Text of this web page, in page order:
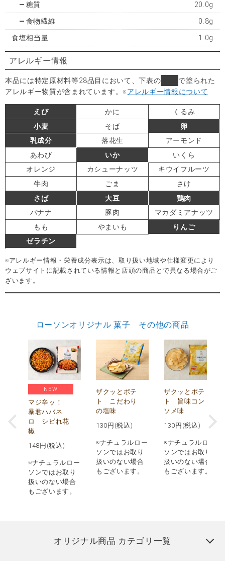
糖質 20.0g
食物繊維 0.8g
食塩相当量 1.0g
アレルギー情報
本品には特定原材料等28品目において、下表の
で塗られた
アレルギー物質が含まれています。※アレルギー情報について
えび かに
くるみ
小麦
そば
卵
乳成分
落花生
アーモンド
あわび
いか
いくら
オレンジ
カシューナッツ
キウイフルーツ
牛肉
ごま
さけ
さば
大豆
鶏肉
バナナ
豚肉
マカダミアナッツ
もも
やまいも
りんご
ゼラチン
※アレルギー情報・栄養成分表示は、取り扱い地域や仕様変更により
ウェブサイトに記載されている情報と店頭の商品とで異なる場合がご
ざいます。
ローソンオリジナル 菓子 その他の商品
NEW
マジ辛ッ！
暴君ハバネ
ロ シビれ花
椒
148 円(税込)
※ナチュラルロー
ソンではお取り
扱いのない場合
もございます。
ザクッとポテ
ト こだわり
の塩味
130 円(税込)
※ナチュラルロー
ソンではお取り
扱いのない場合
もございます。
ザクッとポテ
ト 旨味コン
ソメ味
130 円(税込)
※ナチュラルロー
ソンではお取り
扱いのない場合
もございます。
オリジナル商品 カテゴリ一覧